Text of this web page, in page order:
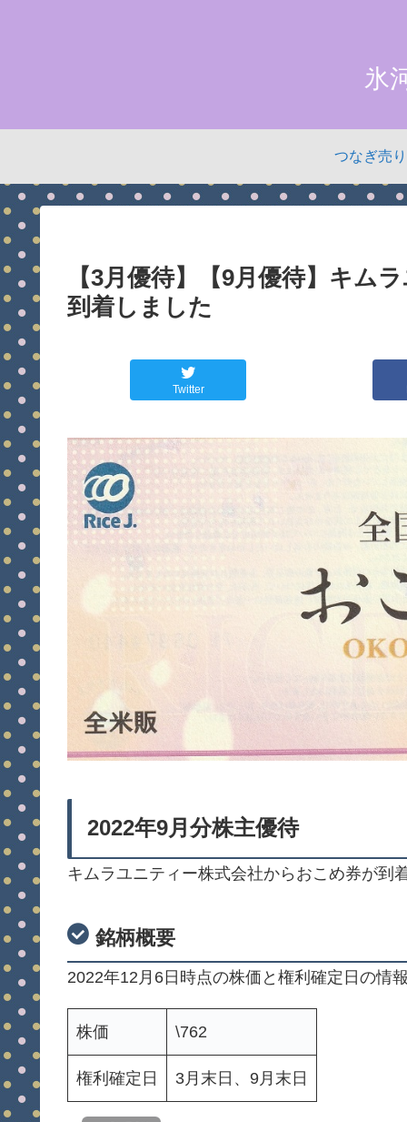
氷
つなぎ売り
【3月優待】【9月優待】キム
到着しました
Twitter
2022年9月分株主優待
キムラユニティー株式会社からおこめ券が到
銘柄概要
2022年12月6日時点の株価と権利確定日の情報
株価 \762
権利確定日 3月末日、9月末日